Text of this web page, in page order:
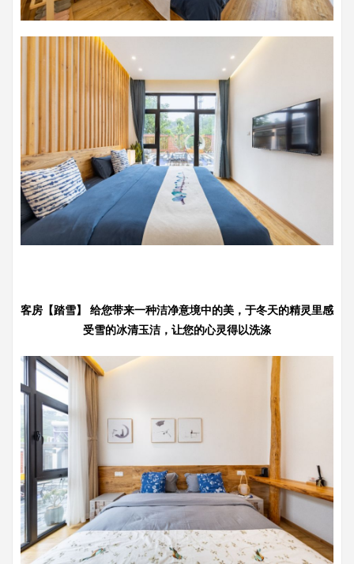
客房【踏雪】 给您带来一种洁净意境中的美，于冬天的精灵里感
受雪的冰清玉洁，让您的心灵得以洗涤